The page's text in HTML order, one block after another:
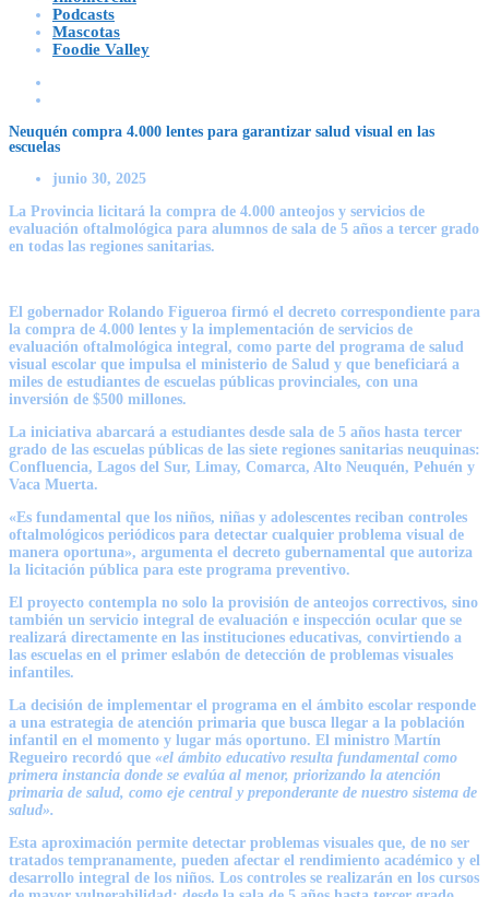
Podcasts
Mascotas
Foodie Valley
Neuquén compra 4.000 lentes para garantizar salud visual en las
escuelas
junio 30, 2025
La Provincia licitará la compra de 4.000 anteojos y servicios de
evaluación oftalmológica para alumnos de sala de 5 años a tercer grado
en todas las regiones sanitarias.
El gobernador Rolando Figueroa firmó el decreto correspondiente para
la compra de 4.000 lentes y la implementación de servicios de
evaluación oftalmológica integral, como parte del programa de salud
visual escolar que impulsa el ministerio de Salud y que beneficiará a
miles de estudiantes de escuelas públicas provinciales, con una
inversión de $500 millones.
La iniciativa abarcará a estudiantes desde sala de 5 años hasta tercer
grado de las escuelas públicas de las siete regiones sanitarias neuquinas:
Confluencia, Lagos del Sur, Limay, Comarca, Alto Neuquén, Pehuén y
Vaca Muerta.
«Es fundamental que los niños, niñas y adolescentes reciban controles
oftalmológicos periódicos para detectar cualquier problema visual de
manera oportuna», argumenta el decreto gubernamental que autoriza
la licitación pública para este programa preventivo.
El proyecto contempla no solo la provisión de anteojos correctivos, sino
también un servicio integral de evaluación e inspección ocular que se
realizará directamente en las instituciones educativas, convirtiendo a
las escuelas en el primer eslabón de detección de problemas visuales
infantiles.
La decisión de implementar el programa en el ámbito escolar responde
a una estrategia de atención primaria que busca llegar a la población
infantil en el momento y lugar más oportuno. El ministro Martín
Regueiro recordó que «el ámbito educativo resulta fundamental como
primera instancia donde se evalúa al menor, priorizando la atención
primaria de salud, como eje central y preponderante de nuestro sistema de
salud».
Esta aproximación permite detectar problemas visuales que, de no ser
tratados tempranamente, pueden afectar el rendimiento académico y el
desarrollo integral de los niños. Los controles se realizarán en los cursos